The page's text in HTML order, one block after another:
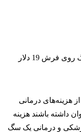
19 دلار
هزینه‌های درمانی
داشته باشند هزینه
و درمانی یک سگ